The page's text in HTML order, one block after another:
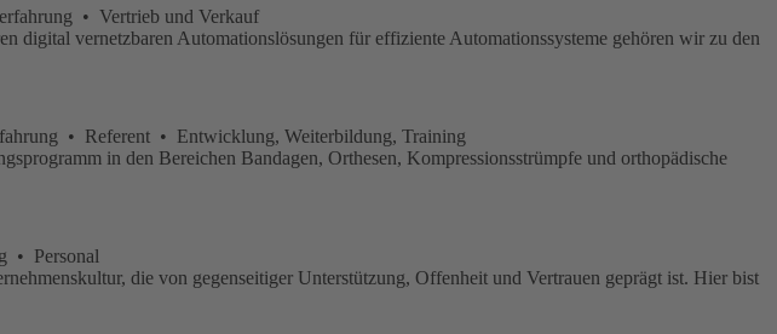
• Vertrieb und Verkauf
vernetzbaren Automationslösungen für effiziente Automationssysteme gehören wir zu den
• Referent • Entwicklung, Weiterbildung, Training
in den Bereichen Bandagen, Orthesen, Kompressionsstrümpfe und orthopädische
• Personal
die von gegenseitiger Unterstützung, Offenheit und Vertrauen geprägt ist. Hier bist